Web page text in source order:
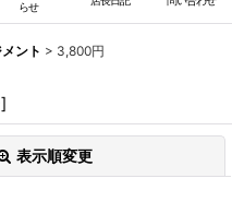
らせ
ント > 3,800円
]
表示順変更